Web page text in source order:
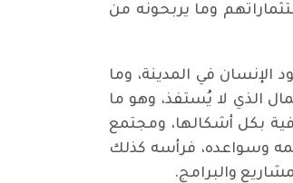
وما يربحونه من
في المدينة، وما
الذي لا يُستفذ، وهو ما
بكل أشكالها، ومجتمع
وسواعده، فرأسه كذلك
والبرامج.